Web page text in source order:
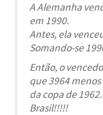
A Alemanha
em 1990.
Antes, ela
Somando-se
Então, o
que 3964
da copa de
Brasil!!!!!